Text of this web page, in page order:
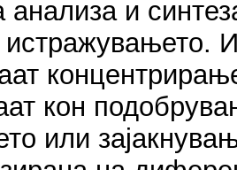
и
кон
или